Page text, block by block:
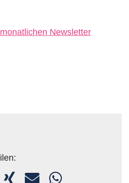
monatlichen Newsletter